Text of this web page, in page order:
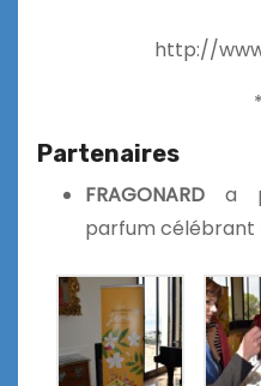
http://
Partenaires
FRAGONARD a
parfum célébrant